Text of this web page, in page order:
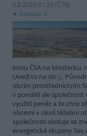
5.8.2026 01:29 (ČTK)
Diskuse: 2
lomu ČSA na
Uvedl to na síti X.
obcím prostřednictvím
v pondělí ale společnost
využití peněz a že chce
obcemi v okolí těžební
společnosti sleduje se
energetické skupiny